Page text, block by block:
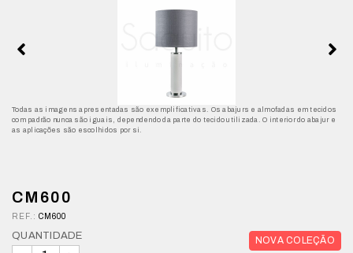
Todas as imagens apresentadas são exemplificativas. Os abajurs e almofadas em tecidos
com padrão nunca são iguais, dependendo da parte do tecido utilizada. O interior do abajur e
as aplicações são escolhidos por si.
CM600
REF.: CM600
NOVA COLEÇÃO
QUANTIDADE